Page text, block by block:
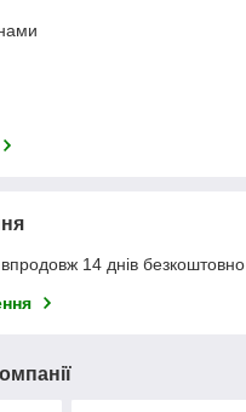
14 днів безкоштовно